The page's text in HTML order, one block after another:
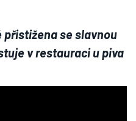
přistižena se slavnou
v restauraci u piva